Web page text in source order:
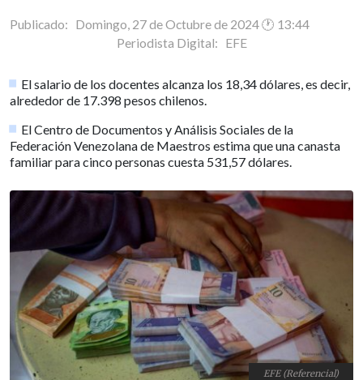
Publicado: Domingo, 27 de Octubre de 2024 🕐 13:44
Periodista Digital: EFE
El salario de los docentes alcanza los 18,34 dólares, es decir,
alrededor de 17.398 pesos chilenos.
El Centro de Documentos y Análisis Sociales de la
Federación Venezolana de Maestros estima que una canasta
familiar para cinco personas cuesta 531,57 dólares.
EFE (Referencial)